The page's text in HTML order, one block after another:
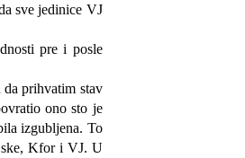
sve jedinice VJ
pre i posle
prihvatim stav
ono sto je
izgubljena. To
Kfor i VJ. U